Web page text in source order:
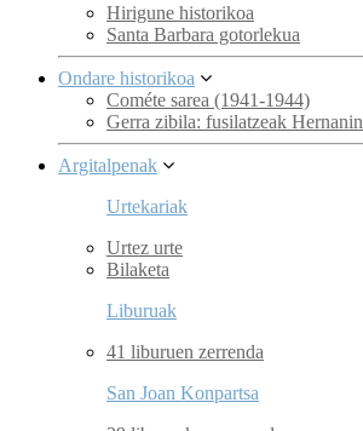
Hirigune historikoa
Santa Barbara gotorlekua
Ondare historikoa
Cométe sarea (1941-1944)
Gerra zibila: fusilatzeak Hernanin
Argitalpenak
Urtekariak
Urtez urte
Bilaketa
Liburuak
41 liburuen zerrenda
San Joan Konpartsa